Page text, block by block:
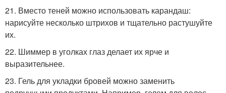
21. Вместо теней можно использовать карандаш:
нарисуйте несколько штрихов и тщательно растушуйте
их.
22. Шиммер в уголках глаз делает их ярче и
выразительнее.
23. Гель для укладки бровей можно заменить